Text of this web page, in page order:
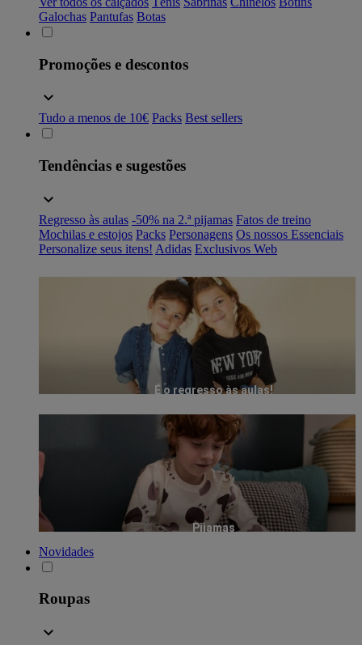
Galochas Pantufas Botas
Promoções e descontos
Tudo a menos de 10€ Packs Best sellers
Tendências e sugestões
Regresso às aulas -50% na 2.ª pijamas Fatos de treino
Mochilas e estojos Packs Personagens Os nossos Essenciais
Personalize seus itens! Adidas Exclusivos Web
É o regresso às aulas!
Pijamas
Novidades
Roupas